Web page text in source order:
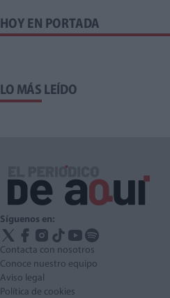
HOY EN PORTADA
LO MÁS LEÍDO
Síguenos en:
Contacta con nosotros
Conoce nuestro equipo
Aviso legal
Política de cookies